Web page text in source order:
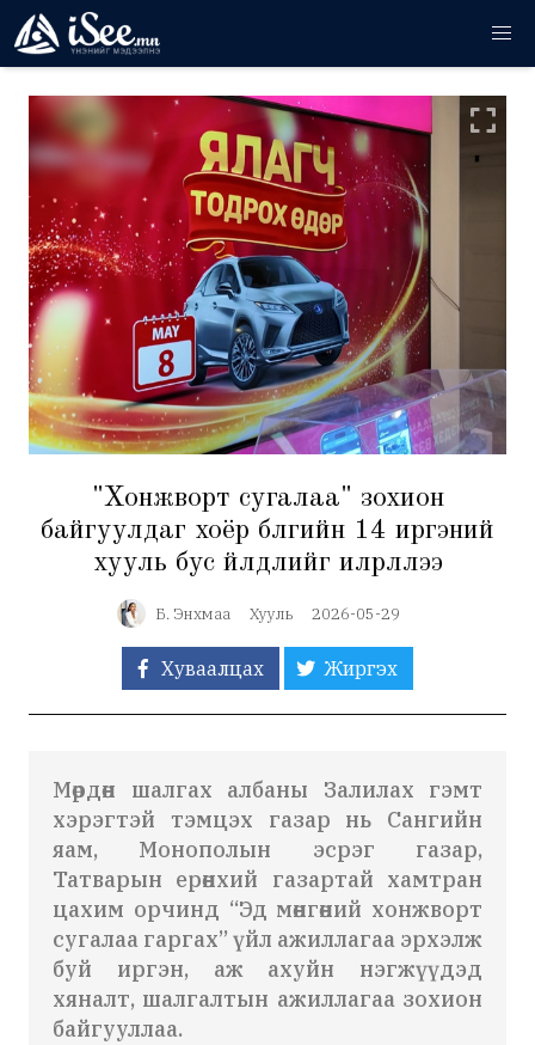
"Хонжворт сугалаа" зохион
байгуулдаг хоёр бүлгийн 14 иргэний
хууль бус үйлдлийг илрүүллээ
Б. Энхмаа Хууль 2026-05-29
Хуваалцах Жиргэх
Мөрдөн шалгах албаны Залилах гэмт
хэрэгтэй тэмцэх газар нь Сангийн
яам, Монополын эсрэг газар,
Татварын ерөнхий газартай хамтран
цахим орчинд “Эд мөнгөний хонжворт
сугалаа гаргах” үйл ажиллагаа эрхэлж
буй иргэн, аж ахуйн нэгжүүдэд
хяналт, шалгалтын ажиллагаа зохион
байгууллаа.